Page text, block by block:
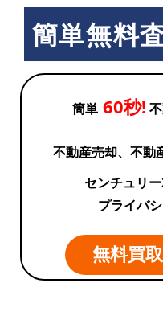
簡単無料
簡単 60秒!
不動産売却、不動
センチュリ
プライバ
無料買